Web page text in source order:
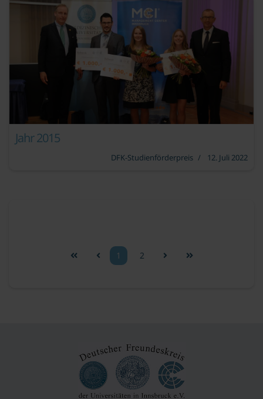
Jahr 2015
DFK-Studienförderpreis 12. Juli 2022
1 2